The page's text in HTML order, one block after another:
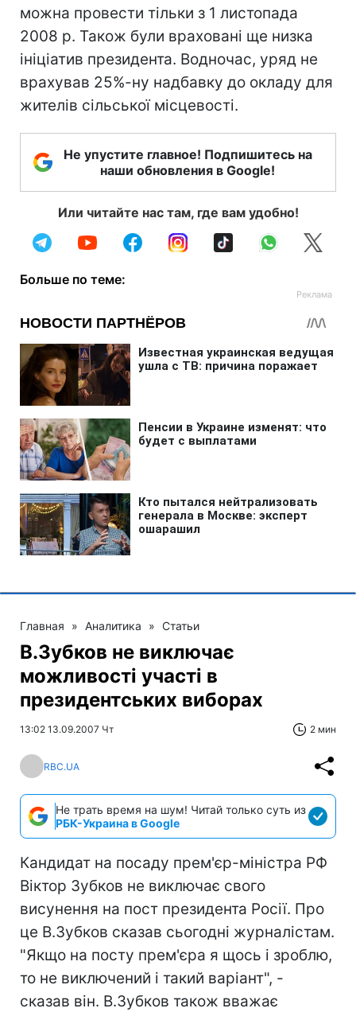
можна провести тільки з 1 листопада
2008 р. Також були враховані ще низка
ініціатив президента. Водночас, уряд не
врахував 25%-ну надбавку до окладу для
жителів сільської місцевості.
Не упустите главное! Подпишитесь на
наши обновления в Google!
Или читайте нас там, где вам удобно!
Больше по теме:
Главная » Аналитика » Статьи
В.Зубков не виключає
можливості участі в
президентських виборах
13:02 13.09.2007 Чт 2 мин
RBC.UA
Не трать время на шум! Читай только суть из
РБК-Украина в Google
Кандидат на посаду прем'єр-міністра РФ
Віктор Зубков не виключає свого
висунення на пост президента Росії. Про
це В.Зубков сказав сьогодні журналістам.
"Якщо на посту прем'єра я щось і зроблю,
то не виключений і такий варіант", -
сказав він. В.Зубков також вважає